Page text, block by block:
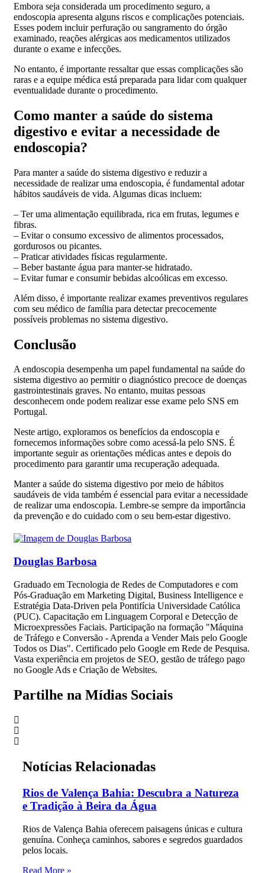
Embora seja considerada um procedimento seguro, a
endoscopia apresenta alguns riscos e complicações potenciais.
Esses podem incluir perfuração ou sangramento do órgão
examinado, reações alérgicas aos medicamentos utilizados
durante o exame e infecções.
No entanto, é importante ressaltar que essas complicações são
raras e a equipe médica está preparada para lidar com qualquer
eventualidade durante o procedimento.
Como manter a saúde do sistema
digestivo e evitar a necessidade de
endoscopia?
Para manter a saúde do sistema digestivo e reduzir a
necessidade de realizar uma endoscopia, é fundamental adotar
hábitos saudáveis de vida. Algumas dicas incluem:
– Ter uma alimentação equilibrada, rica em frutas, legumes e
fibras.
– Evitar o consumo excessivo de alimentos processados,
gordurosos ou picantes.
– Praticar atividades físicas regularmente.
– Beber bastante água para manter-se hidratado.
– Evitar fumar e consumir bebidas alcoólicas em excesso.
Além disso, é importante realizar exames preventivos regulares
com seu médico de família para detectar precocemente
possíveis problemas no sistema digestivo.
Conclusão
A endoscopia desempenha um papel fundamental na saúde do
sistema digestivo ao permitir o diagnóstico precoce de doenças
gastrointestinais graves. No entanto, muitas pessoas
desconhecem onde podem realizar esse exame pelo SNS em
Portugal.
Neste artigo, exploramos os benefícios da endoscopia e
fornecemos informações sobre como acessá-la pelo SNS. É
importante seguir as orientações médicas antes e depois do
procedimento para garantir uma recuperação adequada.
Manter a saúde do sistema digestivo por meio de hábitos
saudáveis de vida também é essencial para evitar a necessidade
de realizar uma endoscopia. Lembre-se sempre da importância
da prevenção e do cuidado com o seu bem-estar digestivo.
Douglas Barbosa
Graduado em Tecnologia de Redes de Computadores e com
Pós-Graduação em Marketing Digital, Business Intelligence e
Estratégia Data-Driven pela Pontifícia Universidade Católica
(PUC). Capacitação em Linguagem Corporal e Detecção de
Microexpressões Faciais. Participação na formação "Máquina
de Tráfego e Conversão - Aprenda a Vender Mais pelo Google
Todos os Dias". Certificado pelo Google em Rede de Pesquisa.
Vasta experiência em projetos de SEO, gestão de tráfego pago
no Google Ads e Criação de Websites.
Partilhe na Mídias Sociais
Notícias Relacionadas
Rios de Valença Bahia: Descubra a Natureza
e Tradição à Beira da Água
Rios de Valença Bahia oferecem paisagens únicas e cultura
genuína. Conheça caminhos, sabores e segredos guardados
pelos locais.
Read More »